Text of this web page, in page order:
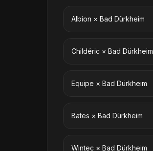
Albion × Bad Dürkheim
Childéric × Bad Dürkheim
Equipe × Bad Dürkheim
Bates × Bad Dürkheim
Wintec × Bad Dürkheim